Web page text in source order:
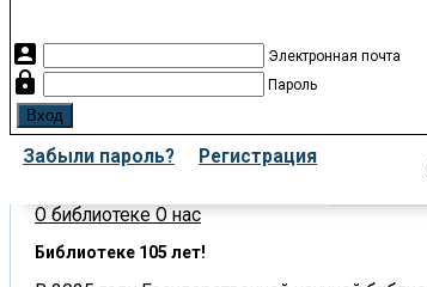
account_box Электронная почта
lock Пароль
Забыли пароль? Регистрация
О библиотекеО нас
Библиотеке 105 лет!